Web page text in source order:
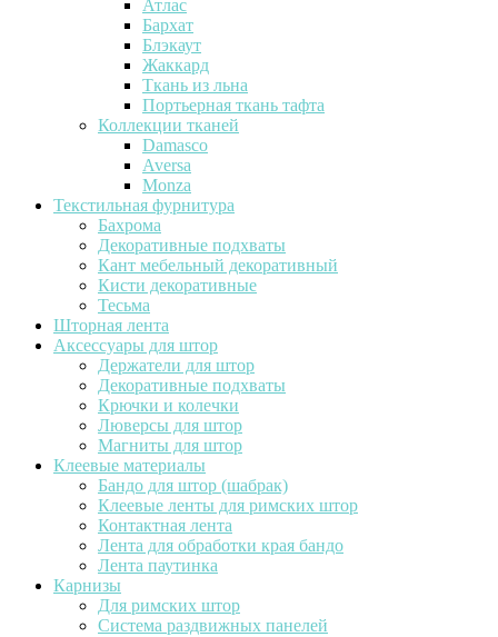
Атлас
Бархат
Блэкаут
Жаккард
Ткань из льна
Портьерная ткань тафта
Коллекции тканей
Damasco
Aversa
Monza
Текстильная фурнитура
Бахрома
Декоративные подхваты
Кант мебельный декоративный
Кисти декоративные
Тесьма
Шторная лента
Аксессуары для штор
Держатели для штор
Декоративные подхваты
Крючки и колечки
Люверсы для штор
Магниты для штор
Клеевые материалы
Бандо для штор (шабрак)
Клеевые ленты для римских штор
Контактная лента
Лента для обработки края бандо
Лента паутинка
Карнизы
Для римских штор
Система раздвижных панелей